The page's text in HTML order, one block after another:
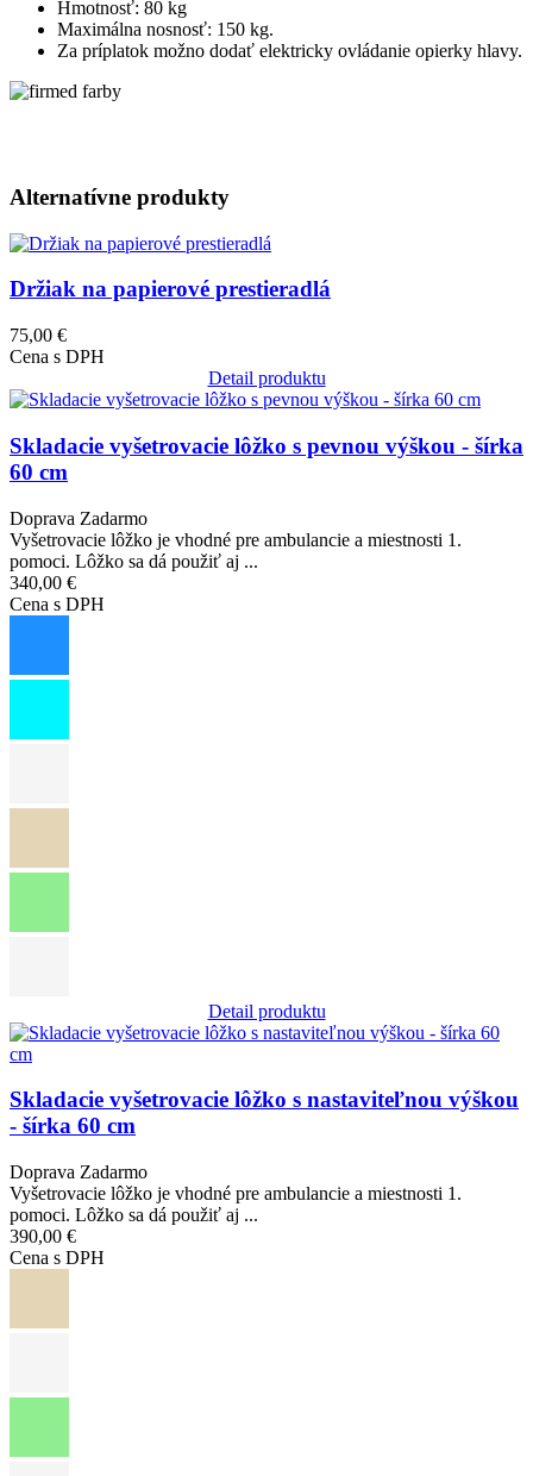
Hmotnosť: 80 kg
Maximálna nosnosť: 150 kg.
Za príplatok možno dodať elektricky ovládanie opierky hlavy.
Alternatívne produkty
Obrázok
Držiak na papierové prestieradlá
75,00 €
Cena s DPH
Detail produktu
Obrázok
Skladacie vyšetrovacie lôžko s pevnou výškou - šírka
60 cm
Doprava Zadarmo
Vyšetrovacie lôžko je vhodné pre ambulancie a miestnosti 1.
pomoci. Lôžko sa dá použiť aj ...
340,00 €
Cena s DPH
Detail produktu
Obrázok
Skladacie vyšetrovacie lôžko s nastaviteľnou výškou
- šírka 60 cm
Doprava Zadarmo
Vyšetrovacie lôžko je vhodné pre ambulancie a miestnosti 1.
pomoci. Lôžko sa dá použiť aj ...
390,00 €
Cena s DPH